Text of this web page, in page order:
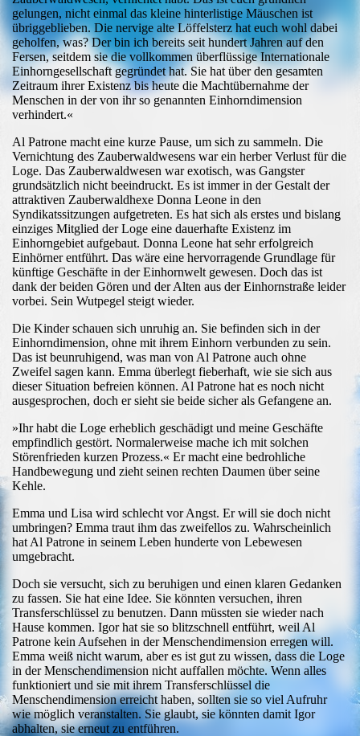
gelungen, nicht einmal das kleine hinterlistige Mäuschen ist
übriggeblieben. Die nervige alte Löffelsterz hat euch wohl dabei
geholfen, was? Der bin ich bereits seit hundert Jahren auf den
Fersen, seitdem sie die vollkommen überflüssige Internationale
Einhorngesellschaft gegründet hat. Sie hat über den gesamten
Zeitraum ihrer Existenz bis heute die Machtübernahme der
Menschen in der von ihr so genannten Einhorndimension
verhindert.«
Al Patrone macht eine kurze Pause, um sich zu sammeln. Die
Vernichtung des Zauberwaldwesens war ein herber Verlust für die
Loge. Das Zauberwaldwesen war exotisch, was Gangster
grundsätzlich nicht beeindruckt. Es ist immer in der Gestalt der
attraktiven Zauberwaldhexe Donna Leone in den
Syndikatssitzungen aufgetreten. Es hat sich als erstes und bislang
einziges Mitglied der Loge eine dauerhafte Existenz im
Einhorngebiet aufgebaut. Donna Leone hat sehr erfolgreich
Einhörner entführt. Das wäre eine hervorragende Grundlage für
künftige Geschäfte in der Einhornwelt gewesen. Doch das ist
dank der beiden Gören und der Alten aus der Einhornstraße leider
vorbei. Sein Wutpegel steigt wieder.
Die Kinder schauen sich unruhig an. Sie befinden sich in der
Einhorndimension, ohne mit ihrem Einhorn verbunden zu sein.
Das ist beunruhigend, was man von Al Patrone auch ohne
Zweifel sagen kann. Emma überlegt fieberhaft, wie sie sich aus
dieser Situation befreien können. Al Patrone hat es noch nicht
ausgesprochen, doch er sieht sie beide sicher als Gefangene an.
»Ihr habt die Loge erheblich geschädigt und meine Geschäfte
empfindlich gestört. Normalerweise mache ich mit solchen
Störenfrieden kurzen Prozess.« Er macht eine bedrohliche
Handbewegung und zieht seinen rechten Daumen über seine
Kehle.
Emma und Lisa wird schlecht vor Angst. Er will sie doch nicht
umbringen? Emma traut ihm das zweifellos zu. Wahrscheinlich
hat Al Patrone in seinem Leben hunderte von Lebewesen
umgebracht.
Doch sie versucht, sich zu beruhigen und einen klaren Gedanken
zu fassen. Sie hat eine Idee. Sie könnten versuchen, ihren
Transferschlüssel zu benutzen. Dann müssten sie wieder nach
Hause kommen. Igor hat sie so blitzschnell entführt, weil Al
Patrone kein Aufsehen in der Menschendimension erregen will.
Emma weiß nicht warum, aber es ist gut zu wissen, dass die Loge
in der Menschendimension nicht auffallen möchte. Wenn alles
funktioniert und sie mit ihrem Transferschlüssel die
Menschendimension erreicht haben, sollten sie so viel Aufruhr
wie möglich veranstalten. Sie glaubt, sie könnten damit Igor
abhalten, sie erneut zu entführen.